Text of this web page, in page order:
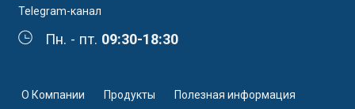
Telegram-канал
Пн. - пт. 09:30-18:30
О Компании Продукты
Полезная информация